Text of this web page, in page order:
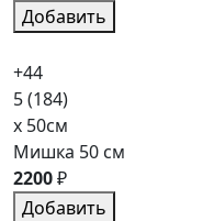
Добавить
+44
5(184)
x 50см
Мишка 50 см
2200₽
Добавить